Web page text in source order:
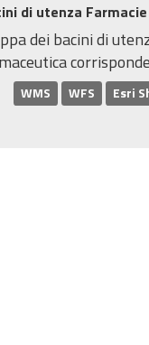
di utenza Farmacie
dei bacini di
WMS WFS Esri